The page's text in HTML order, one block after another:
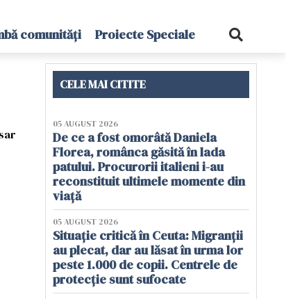
comunități Proiecte Speciale
CELE MAI CITITE
05 AUGUST 2026
De ce a fost omorâtă Daniela
Florea, românca găsită în lada
patului. Procurorii italieni i-au
reconstituit ultimele momente din
viață
05 AUGUST 2026
Situație critică în Ceuta: Migranții
au plecat, dar au lăsat în urma lor
peste 1.000 de copii. Centrele de
protecție sunt sufocate